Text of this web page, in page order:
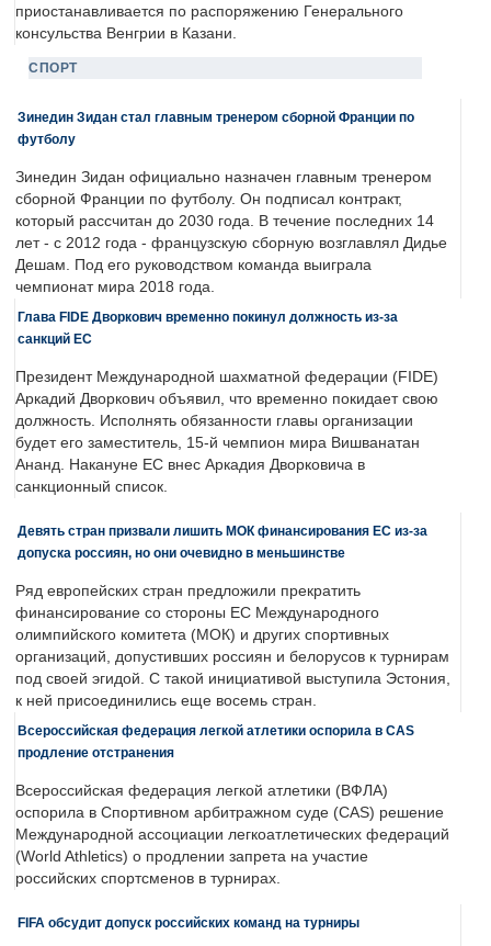
приостанавливается по распоряжению Генерального
консульства Венгрии в Казани.
СПОРТ
Зинедин Зидан стал главным тренером сборной Франции по
футболу
Зинедин Зидан официально назначен главным тренером
сборной Франции по футболу. Он подписал контракт,
который рассчитан до 2030 года. В течение последних 14
лет - с 2012 года - французскую сборную возглавлял Дидье
Дешам. Под его руководством команда выиграла
чемпионат мира 2018 года.
Глава FIDE Дворкович временно покинул должность из-за
санкций ЕС
Президент Международной шахматной федерации (FIDE)
Аркадий Дворкович объявил, что временно покидает свою
должность. Исполнять обязанности главы организации
будет его заместитель, 15-й чемпион мира Вишванатан
Ананд. Накануне ЕС внес Аркадия Дворковича в
санкционный список.
Девять стран призвали лишить МОК финансирования ЕС из-за
допуска россиян, но они очевидно в меньшинстве
Ряд европейских стран предложили прекратить
финансирование со стороны ЕС Международного
олимпийского комитета (МОК) и других спортивных
организаций, допустивших россиян и белорусов к турнирам
под своей эгидой. С такой инициативой выступила Эстония,
к ней присоединились еще восемь стран.
Всероссийская федерация легкой атлетики оспорила в CAS
продление отстранения
Всероссийская федерация легкой атлетики (ВФЛА)
оспорила в Спортивном арбитражном суде (CAS) решение
Международной ассоциации легкоатлетических федераций
(World Athletics) о продлении запрета на участие
российских спортсменов в турнирах.
FIFA обсудит допуск российских команд на турниры